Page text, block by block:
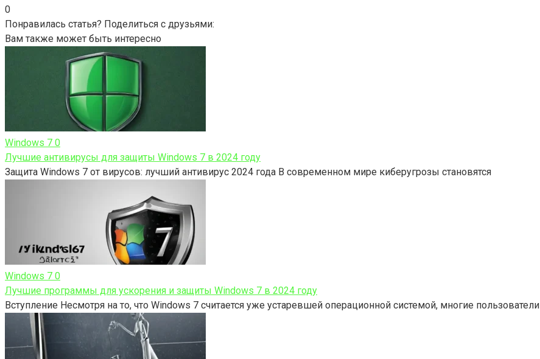
0
Понравилась статья? Поделиться с друзьями:
Вам также может быть интересно
Windows 7 0
Лучшие антивирусы для защиты Windows 7 в 2024 году
Защита Windows 7 от вирусов: лучший антивирус 2024 года В современном мире киберугрозы становятся
Windows 7 0
Лучшие программы для ускорения и защиты Windows 7 в 2024 году
Вступление Несмотря на то, что Windows 7 считается уже устаревшей операционной системой, многие пользователи